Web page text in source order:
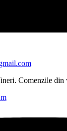
Comenzile din